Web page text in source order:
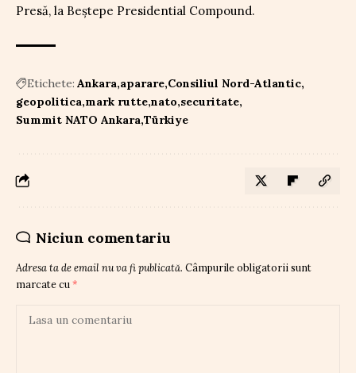
Presă, la Beștepe Presidential Compound.
Etichete: Ankara aparare Consiliul Nord-Atlantic
geopolitica mark rutte nato securitate
Summit NATO Ankara Türkiye
Niciun comentariu
Adresa ta de email nu va fi publicată. Câmpurile obligatorii sunt
marcate cu*